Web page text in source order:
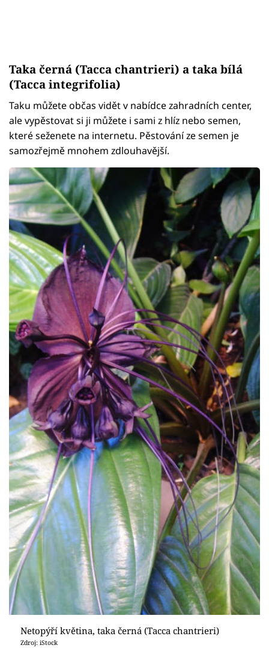
Taka černá (Tacca chantrieri) a taka bílá
(Tacca integrifolia)
Taku můžete občas vidět v nabídce zahradních center,
ale vypěstovat si ji můžete i sami z hlíz nebo semen,
které seženete na internetu. Pěstování ze semen je
samozřejmě mnohem zdlouhavější.
Netopýří květina, taka černá (Tacca chantrieri)
Zdroj: iStock